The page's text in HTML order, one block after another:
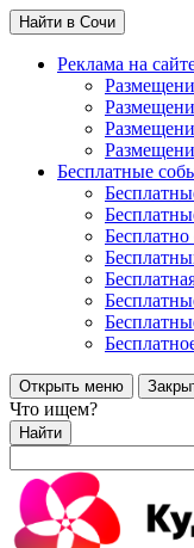
Найти в Сочи
Реклама на
Бесплатные
Открыть меню
Что ищем?
Найти